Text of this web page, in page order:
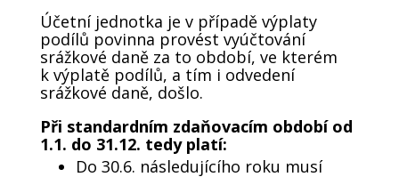
Účetní jednotka je v případě výplaty
podílů povinna provést vyúčtování
srážkové daně za to období, ve kterém
k výplatě podílů, a tím i odvedení
srážkové daně, došlo.
Při standardním zdaňovacím období od
1.1. do 31.12. tedy platí:
Do 30.6. následujícího roku musí